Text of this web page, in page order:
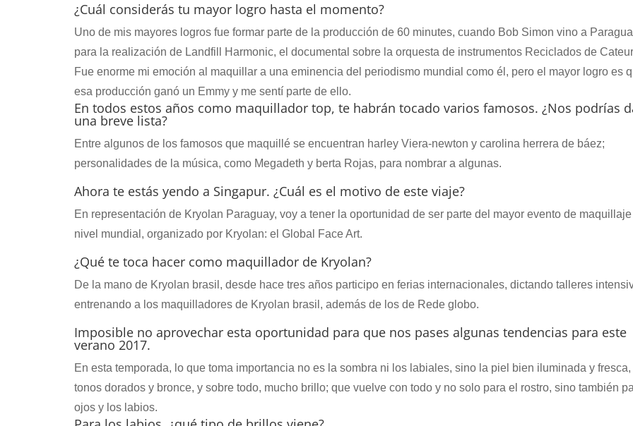
¿Cuál considerás tu mayor logro hasta el momento?
Uno de mis mayores logros fue formar parte de la producción de 60 minutes, cuando Bob Simon vino a
para la realización de Landfill Harmonic, el documental sobre la orquesta de instrumentos Reciclados de
Fue enorme mi emoción al maquillar a una eminencia del periodismo mundial como él, pero el mayor logro es
esa producción ganó un Emmy y me sentí parte de ello.
En todos estos años como maquillador top, te habrán tocado varios famosos. ¿Nos podrías
una breve lista?
Entre algunos de los famosos que maquillé se encuentran harley Viera-newton y carolina herrera de báez;
personalidades de la música, como Megadeth y berta Rojas, para nombrar a algunas.
Ahora te estás yendo a Singapur. ¿Cuál es el motivo de este viaje?
En representación de Kryolan Paraguay, voy a tener la oportunidad de ser parte del mayor evento de
nivel mundial, organizado por Kryolan: el Global Face Art.
¿Qué te toca hacer como maquillador de Kryolan?
De la mano de Kryolan brasil, desde hace tres años participo en ferias internacionales, dictando talleres
entrenando a los maquilladores de Kryolan brasil, además de los de Rede globo.
Imposible no aprovechar esta oportunidad para que nos pases algunas tendencias para este
verano 2017.
En esta temporada, lo que toma importancia no es la sombra ni los labiales, sino la piel bien iluminada y
tonos dorados y bronce, y sobre todo, mucho brillo; que vuelve con todo y no solo para el rostro, sino también
ojos y los labios.